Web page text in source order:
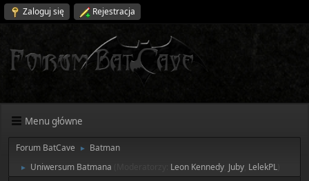
Zaloguj się Rejestracja
Menu główne
Forum BatCave ► Batman
► Uniwersum Batmana Leon Kennedy Juby LelekPL